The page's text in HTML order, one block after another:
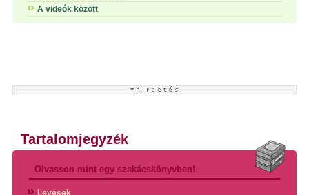
A videók között
Tartalomjegyzék
Olvasson mint egy szakácskönyvben!
Levesek